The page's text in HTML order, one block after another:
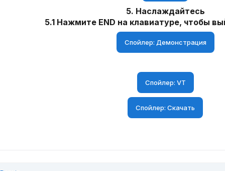
5. Наслаждайтесь
5.1 Нажмите END на клавиатуре, чтобы
Спойлер: Демонстрация
Спойлер: VT
Спойлер: Скачать